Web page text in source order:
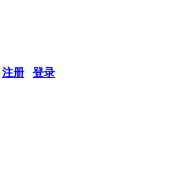
注册 登录